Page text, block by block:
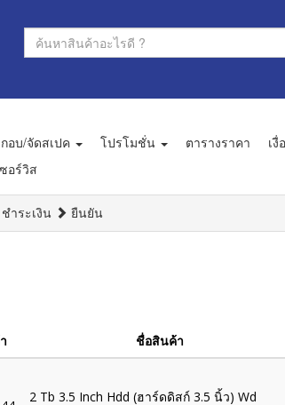
อบ/จัดสเปค โปรโมชั่น ตารางราคา เ
อร์วิส
ชำระเงิน ยืนยัน
ชื่อสินค้า
2 Tb 3.5 Inch Hdd (ฮาร์ดดิสก์ 3.5 นิ้ว) Wd